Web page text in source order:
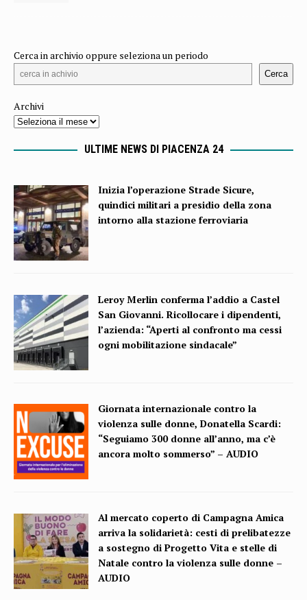
Cerca in archivio oppure seleziona un periodo
Cerca
Archivi
ULTIME NEWS DI PIACENZA 24
Inizia l’operazione Strade Sicure,
quindici militari a presidio della zona
intorno alla stazione ferroviaria
Leroy Merlin conferma l’addio a Castel
San Giovanni. Ricollocare i dipendenti,
l’azienda: “Aperti al confronto ma cessi
ogni mobilitazione sindacale”
Giornata internazionale contro la
violenza sulle donne, Donatella Scardi:
“Seguiamo 300 donne all’anno, ma c’è
ancora molto sommerso” – AUDIO
Al mercato coperto di Campagna Amica
arriva la solidarietà: cesti di prelibatezze
a sostegno di Progetto Vita e stelle di
Natale contro la violenza sulle donne –
AUDIO